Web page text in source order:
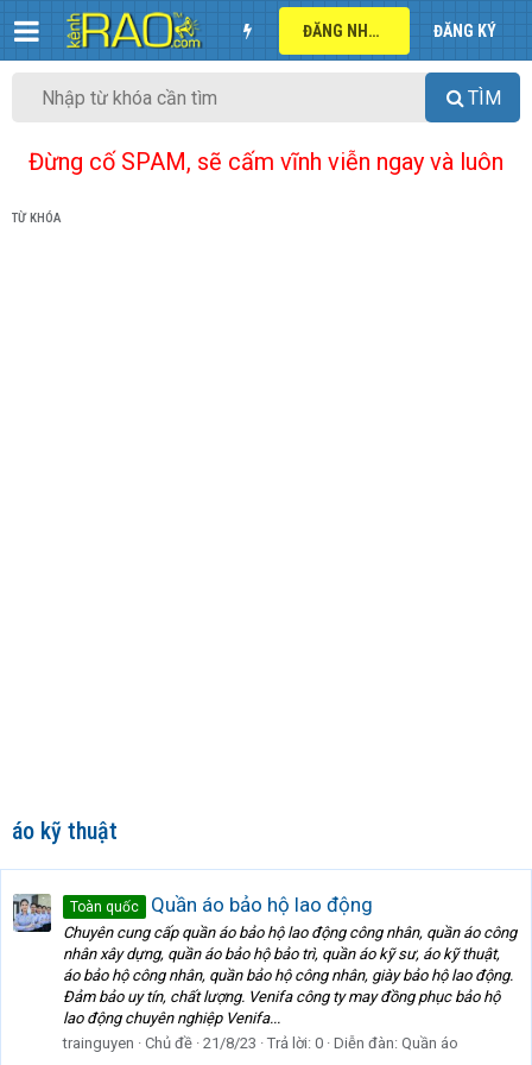
ĐĂNG NHẬP ĐĂNG KÝ
TÌM
Đừng cố SPAM, sẽ cấm vĩnh viễn ngay và luôn
TỪ KHÓA
áo kỹ thuật
Toàn quốc Quần áo bảo hộ lao động
Chuyên cung cấp quần áo bảo hộ lao động công nhân, quần áo công
nhân xây dựng, quần áo bảo hộ bảo trì, quần áo kỹ sư, áo kỹ thuật,
áo bảo hộ công nhân, quần bảo hộ công nhân, giày bảo hộ lao động.
Đảm bảo uy tín, chất lượng. Venifa công ty may đồng phục bảo hộ
lao động chuyên nghiệp Venifa...
trainguyen
Chủ đề 21/8/23 Trả lời: 0 Diễn đàn: Quần áo